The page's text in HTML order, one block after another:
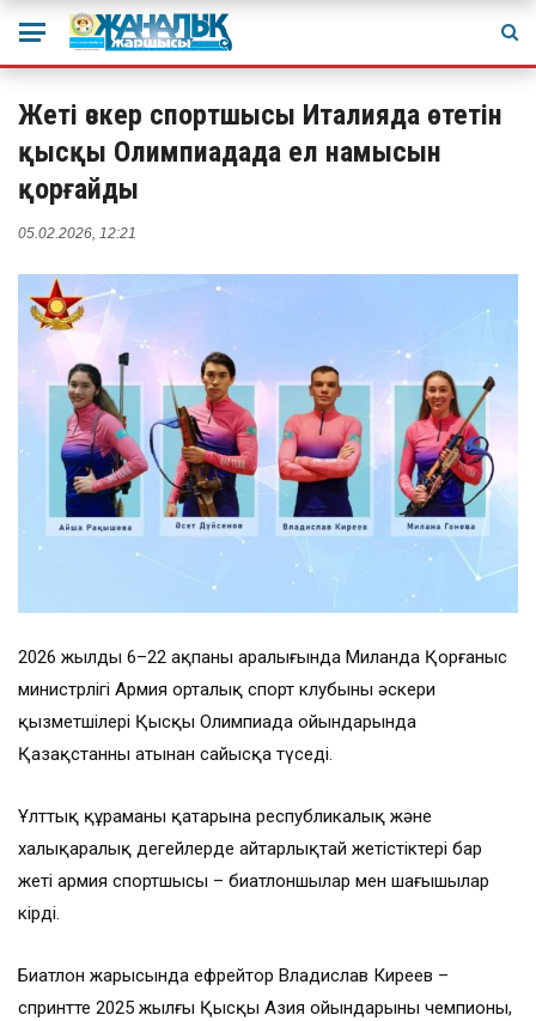
Жеті әскер спортшысы Италияда өтетін
қысқы Олимпиадада ел намысын
қорғайды
05.02.2026, 12:21
2026 жылдың 6–22 ақпаны аралығында Миланда Қорғаныс
министрлігі Армия орталық спорт клубының әскери
қызметшілері Қысқы Олимпиада ойындарында
Қазақстанның атынан сайысқа түседі.
Ұлттық құраманың қатарына республикалық және
халықаралық деңгейлерде айтарлықтай жетістіктері бар
жеті армия спортшысы – биатлоншылар мен шаңғышылар
кірді.
Биатлон жарысында ефрейтор Владислав Киреев –
спринтте 2025 жылғы Қысқы Азия ойындарының чемпионы,